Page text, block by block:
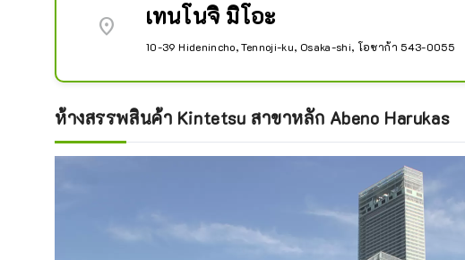
location_on เทนโนจิ มิโอะ
10-39 Hidenincho, Tennoji-ku, Osaka-shi, โอซาก้า 543-0055
ห้างสรรพสินค้า Kintetsu สาขาหลัก Abeno Harukas